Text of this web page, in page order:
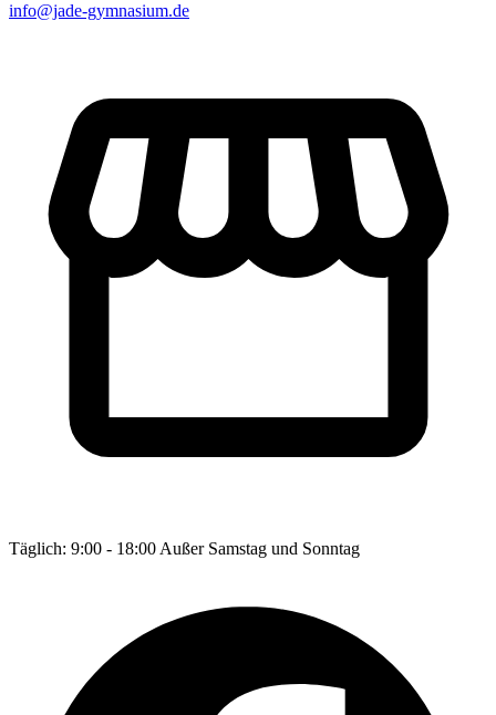
info@jade-gymnasium.de
Täglich: 9:00 - 18:00 Außer Samstag und Sonntag